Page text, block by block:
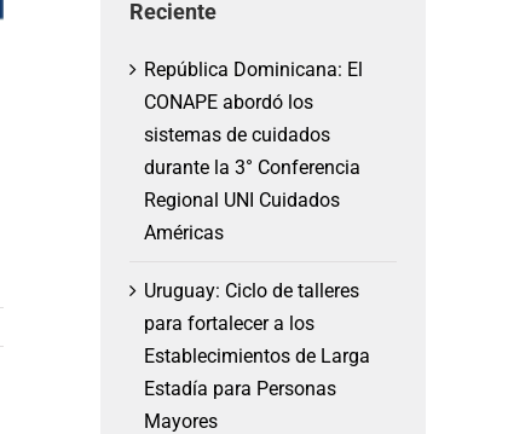
Reciente
República Dominicana: El
CONAPE abordó los
sistemas de cuidados
durante la 3° Conferencia
Regional UNI Cuidados
Américas
Uruguay: Ciclo de talleres
para fortalecer a los
Establecimientos de Larga
Estadía para Personas
Mayores